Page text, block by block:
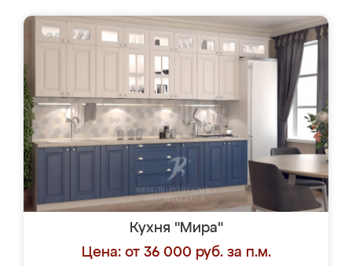
Кухня "Мира"
Цена: от 36 000 руб. за п.м.